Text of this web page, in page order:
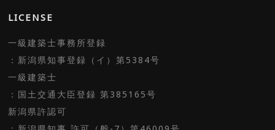
LICENSE
一級建築士事務所登録
：新潟県知事登録（イ）第5384号
一級建築士
：国土交通大臣登録 第385165号
新潟県許認可